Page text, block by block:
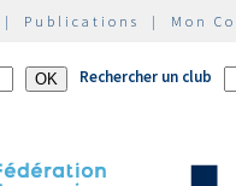
| Publications | Mon
Rechercher un club